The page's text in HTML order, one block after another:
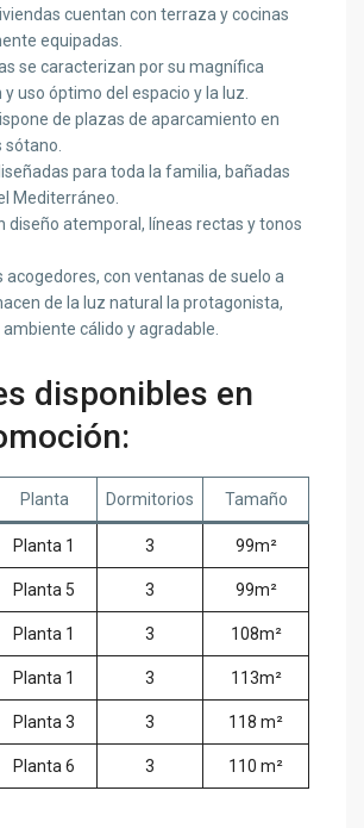
cuentan con terraza y cocinas
equipadas.
se caracterizan por su magnífica
uso óptimo del espacio y la luz.
de plazas de aparcamiento en
para toda la familia, bañadas
Mediterráneo.
diseño atemporal, líneas rectas y tonos
acogedores, con ventanas de suelo a
de la luz natural la protagonista,
cálido y agradable.
disponibles en
Planta Dormitorios Tamaño
Planta 1 3 99m²
Planta 5 3 99m²
Planta 1 3 108m²
Planta 1 3 113m²
Planta 3 3 118 m²
Planta 6 3 110 m²